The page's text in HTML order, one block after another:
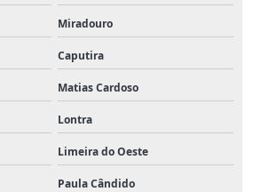
Miradouro
Caputira
Matias Cardoso
Lontra
Limeira do Oeste
Paula Cândido